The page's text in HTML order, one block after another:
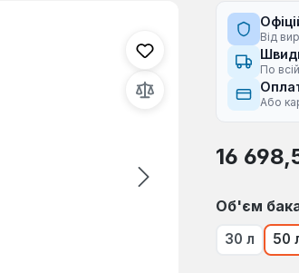
Від
По
Або
Звичайна
16
Виберіть
Об'єм
30 л 50